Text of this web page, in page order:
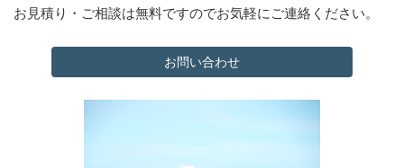
お見積り・ご相談は無料ですのでお気軽にご連絡ください。
お問い合わせ